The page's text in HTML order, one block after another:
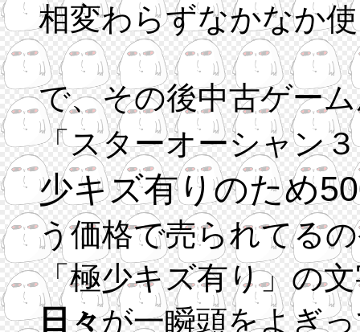
相変わらずなかなか
で、その後中古ゲー
「スターオーシャン
少キズ有りのため
う価格で売られてる
「極少キズ有り」の
日々が一瞬頭をよぎ